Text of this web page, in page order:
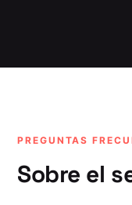
PREGUNTAS
Sobre el